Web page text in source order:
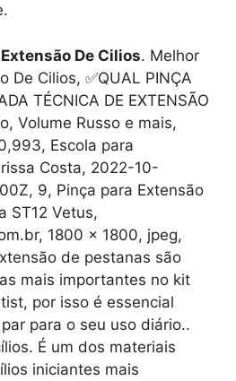
De Cilios. Melhor
De Cilios, ✅QUAL PINÇA
TÉCNICA DE EXTENSÃO
Volume Russo e mais,
Escola para
Costa, 2022-10-
9, Pinça para Extensão
ST12 Vetus,
1800 x 1800, jpeg,
de pestanas são
mais importantes no kit
por isso é essencial
para o seu uso diário..
É um dos materiais
iniciantes mais